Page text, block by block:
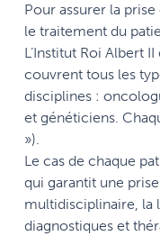
Pour assurer la
le traitement du
L’Institut Roi Albert
couvrent tous les
disciplines :
et généticiens.
»).
Le cas de chaque
qui garantit une
multidisciplinaire, la
diagnostiques et